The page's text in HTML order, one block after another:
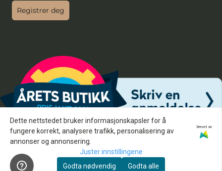
Registrer deg
Dette nettstedet bruker informasjonskapsler for å
fungere korrekt, analysere trafikk, personalisering av
annonser og annonsering.
Drevet av
Juster innstillingene
Godta nødvendig
Godta alle